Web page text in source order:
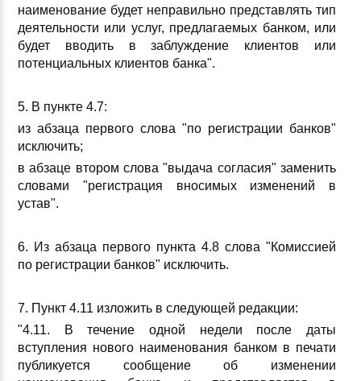
наименование будет неправильно представлять тип
деятельности или услуг, предлагаемых банком, или
будет вводить в заблуждение клиентов или
потенциальных клиентов банка".
5. В пункте 4.7:
из абзаца первого слова "по регистрации банков"
исключить;
в абзаце втором слова "выдача согласия" заменить
словами "регистрация вносимых изменений в
устав".
6. Из абзаца первого пункта 4.8 слова "Комиссией
по регистрации банков" исключить.
7. Пункт 4.11 изложить в следующей редакции:
"4.11. В течение одной недели после даты
вступления нового наименования банком в печати
публикуется сообщение об изменении